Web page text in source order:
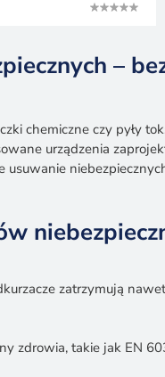
–
chemiczne czy pyły
urządzenia
zatrzymują
zdrowia, takie jak EN